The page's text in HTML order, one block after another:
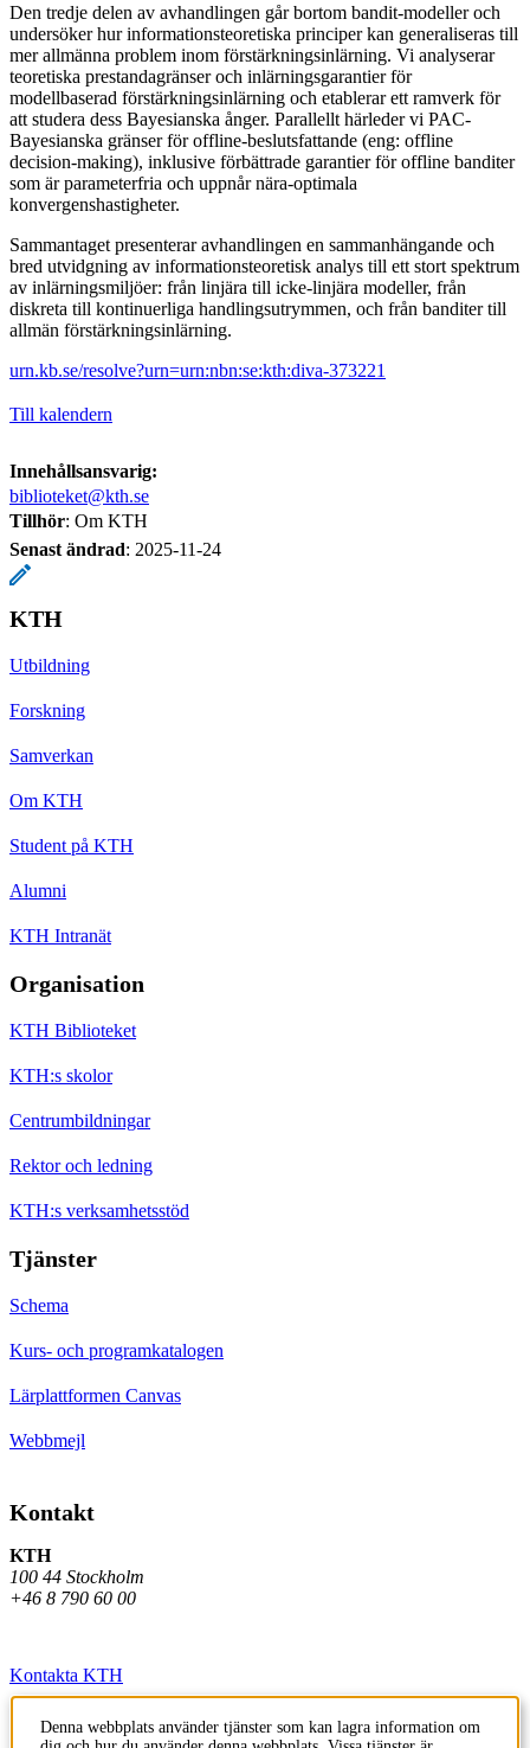
Den tredje delen av avhandlingen går bortom bandit-modeller och
undersöker hur informationsteoretiska principer kan generaliseras till
mer allmänna problem inom förstärkningsinlärning. Vi analyserar
teoretiska prestandagränser och inlärningsgarantier för
modellbaserad förstärkningsinlärning och etablerar ett ramverk för
att studera dess Bayesianska ånger. Parallellt härleder vi PAC-
Bayesianska gränser för offline-beslutsfattande (eng: offline
decision-making), inklusive förbättrade garantier för offline banditer
som är parameterfria och uppnår nära-optimala
konvergenshastigheter.
Sammantaget presenterar avhandlingen en sammanhängande och
bred utvidgning av informationsteoretisk analys till ett stort spektrum
av inlärningsmiljöer: från linjära till icke-linjära modeller, från
diskreta till kontinuerliga handlingsutrymmen, och från banditer till
allmän förstärkningsinlärning.
urn.kb.se/resolve?urn=urn:nbn:se:kth:diva-373221
Till kalendern
Innehållsansvarig:
biblioteket@kth.se
Tillhör: Om KTH
Senast ändrad: 2025-11-24
KTH
Utbildning
Forskning
Samverkan
Om KTH
Student på KTH
Alumni
KTH Intranät
Organisation
KTH Biblioteket
KTH:s skolor
Centrumbildningar
Rektor och ledning
KTH:s verksamhetsstöd
Tjänster
Schema
Kurs- och programkatalogen
Lärplattformen Canvas
Webbmejl
Kontakt
KTH
100 44 Stockholm
+46 8 790 60 00
Kontakta KTH
Jobba på KTH
Denna webbplats använder tjänster som kan lagra information om